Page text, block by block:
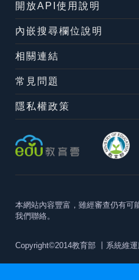
開放API使用說明
內嵌搜尋欄位說明
相關連結
常見問題
隱私權政策
本網站內容豐富，雖經審查仍有可
我們聯絡。
Copyright©2014教育部 丨系統維